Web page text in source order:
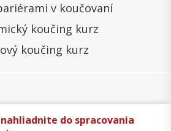
v koučovaní
koučing kurz
koučing kurz
podmienky
Správa cookies
do spracovania